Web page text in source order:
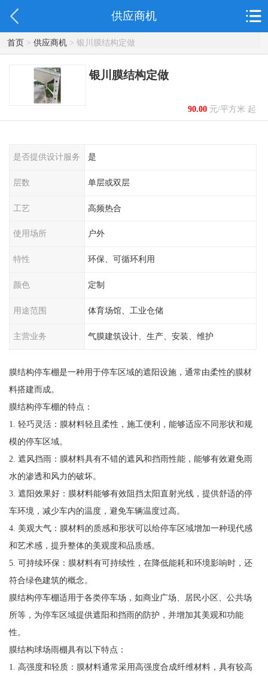
供应商机
首页> 供应商机> 银川膜结构定做
银川膜结构定做
90.00元/平方米 起
是否提供设计服务 是
层数 单层或双层
工艺 高频热合
使用场所 户外
特性 环保、可循环利用
颜色 定制
用途范围 体育场馆、工业仓储
主营业务 气膜建筑设计、生产、安装、维护
膜结构停车棚是一种用于停车区域的遮阳设施，通常由柔性的膜材
料搭建而成。
膜结构停车棚的特点：
1. 轻巧灵活：膜材料轻且柔性，施工便利，能够适应不同形状和规
模的停车区域。
2. 遮风挡雨：膜材料具有不错的遮风和挡雨性能，能够有效避免雨
水的渗透和风力的破坏。
3. 遮阳效果好：膜材料能够有效阻挡太阳直射光线，提供舒适的停
车环境，减少车内的温度，避免车辆温度过高。
4. 美观大气：膜材料的质感和形状可以给停车区域增加一种现代感
和艺术感，提升整体的美观度和品质感。
5. 可持续环保：膜材料有可持续性，在降低能耗和环境影响时，还
符合绿色建筑的概念。
膜结构停车棚适用于各类停车场，如商业广场、居民小区、公共场
所等，为停车区域提供遮阳和挡雨的防护，并增加其美观和功能
性。
膜结构球场雨棚具有以下特点：
1. 高强度和轻质：膜材料通常采用高强度合成纤维材料，具有较高